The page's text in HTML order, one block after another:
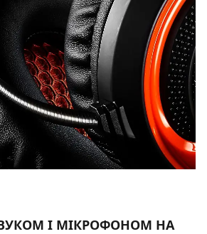
І МІКРОФОНОМ НА